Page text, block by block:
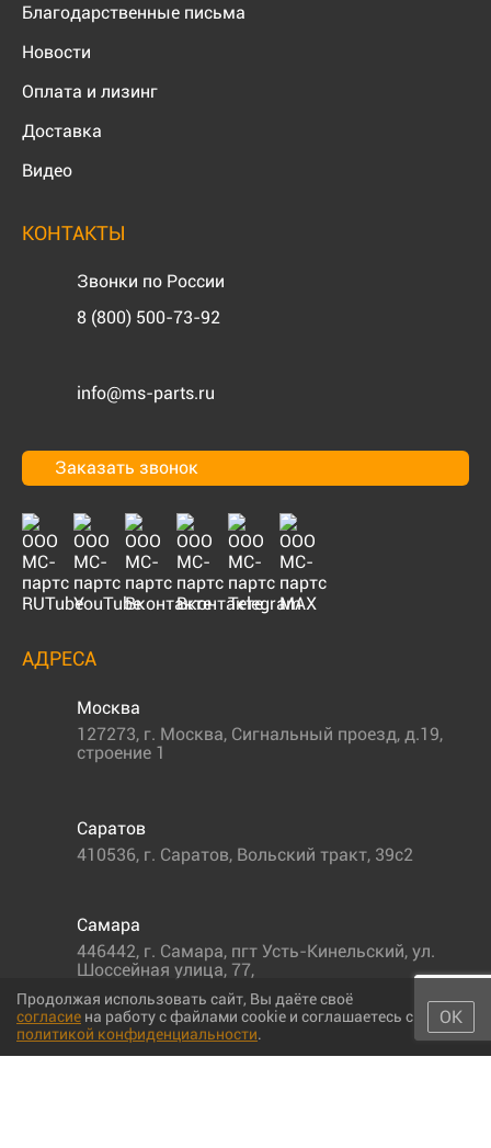
Благодарственные письма
Новости
Оплата и лизинг
Доставка
Видео
КОНТАКТЫ
Звонки по России
8 (800) 500-73-92
info@ms-parts.ru
Заказать звонок
АДРЕСА
Москва
127273, г. Москва, Сигнальный проезд, д.19,
строение 1
Саратов
410536, г. Саратов, Вольский тракт, 39с2
Самара
446442, г. Самара, пгт Усть-Кинельский, ул.
Шоссейная улица, 77,
Продолжая использовать сайт, Вы даёте своё
согласие на работу с файлами cookie и соглашаетесь с
политикой конфиденциальности.
ОК